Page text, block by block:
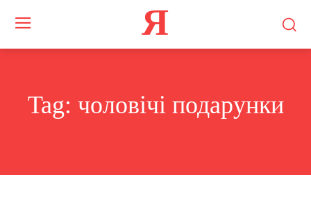
Я
Tag: чоловічі подарунки